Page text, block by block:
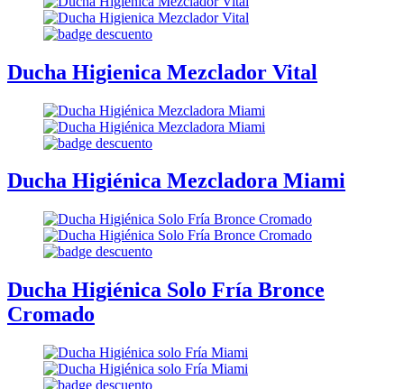
Ducha Higienica Mezclador Vital
Ducha Higiénica Mezcladora Miami
Ducha Higiénica Solo Fría Bronce
Cromado